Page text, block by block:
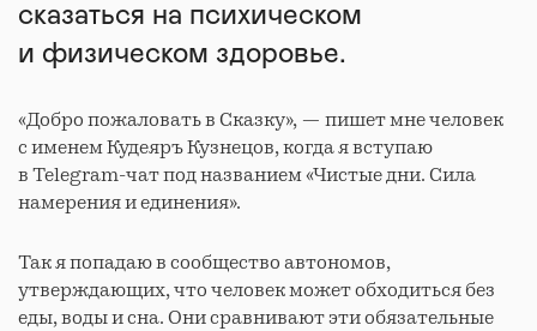
сказаться на психическом
и физическом здоровье.
«Добро пожаловать в Сказку», — пишет мне человек
с именем Кудеяръ Кузнецов, когда я вступаю
в Telegram-чат под названием «Чистые дни. Сила
намерения и единения».
Так я попадаю в сообщество автономов,
утверждающих, что человек может обходиться без
еды, воды и сна. Они сравнивают эти обязательные